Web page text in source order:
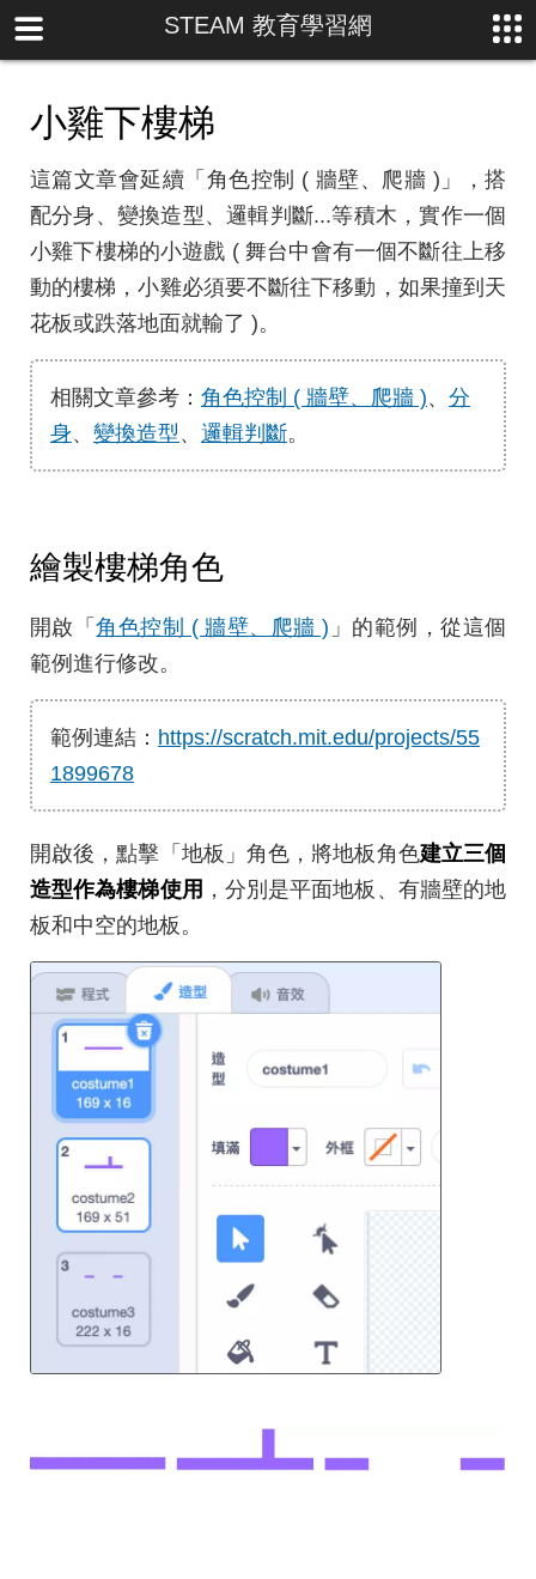
STEAM 教育學習網
小雞下樓梯
這篇文章會延續「角色控制 ( 牆壁、爬牆 )」，搭
配分身、變換造型、邏輯判斷...等積木，實作一個
小雞下樓梯的小遊戲 ( 舞台中會有一個不斷往上移
動的樓梯，小雞必須要不斷往下移動，如果撞到天
花板或跌落地面就輸了 )。
相關文章參考： 角色控制 ( 牆壁、爬牆 )、 分
身、 變換造型 、 邏輯判斷。
繪製樓梯角色
開啟「角色控制 ( 牆壁、爬牆 ) 」的範例，從這個
範例進行修改。
範例連結： https://scratch.mit.edu/projects/55
1899678
開啟後，點擊「地板」角色，將地板角色建立三個
造型作為樓梯使用 ，分別是平面地板、有牆壁的地
板和中空的地板。